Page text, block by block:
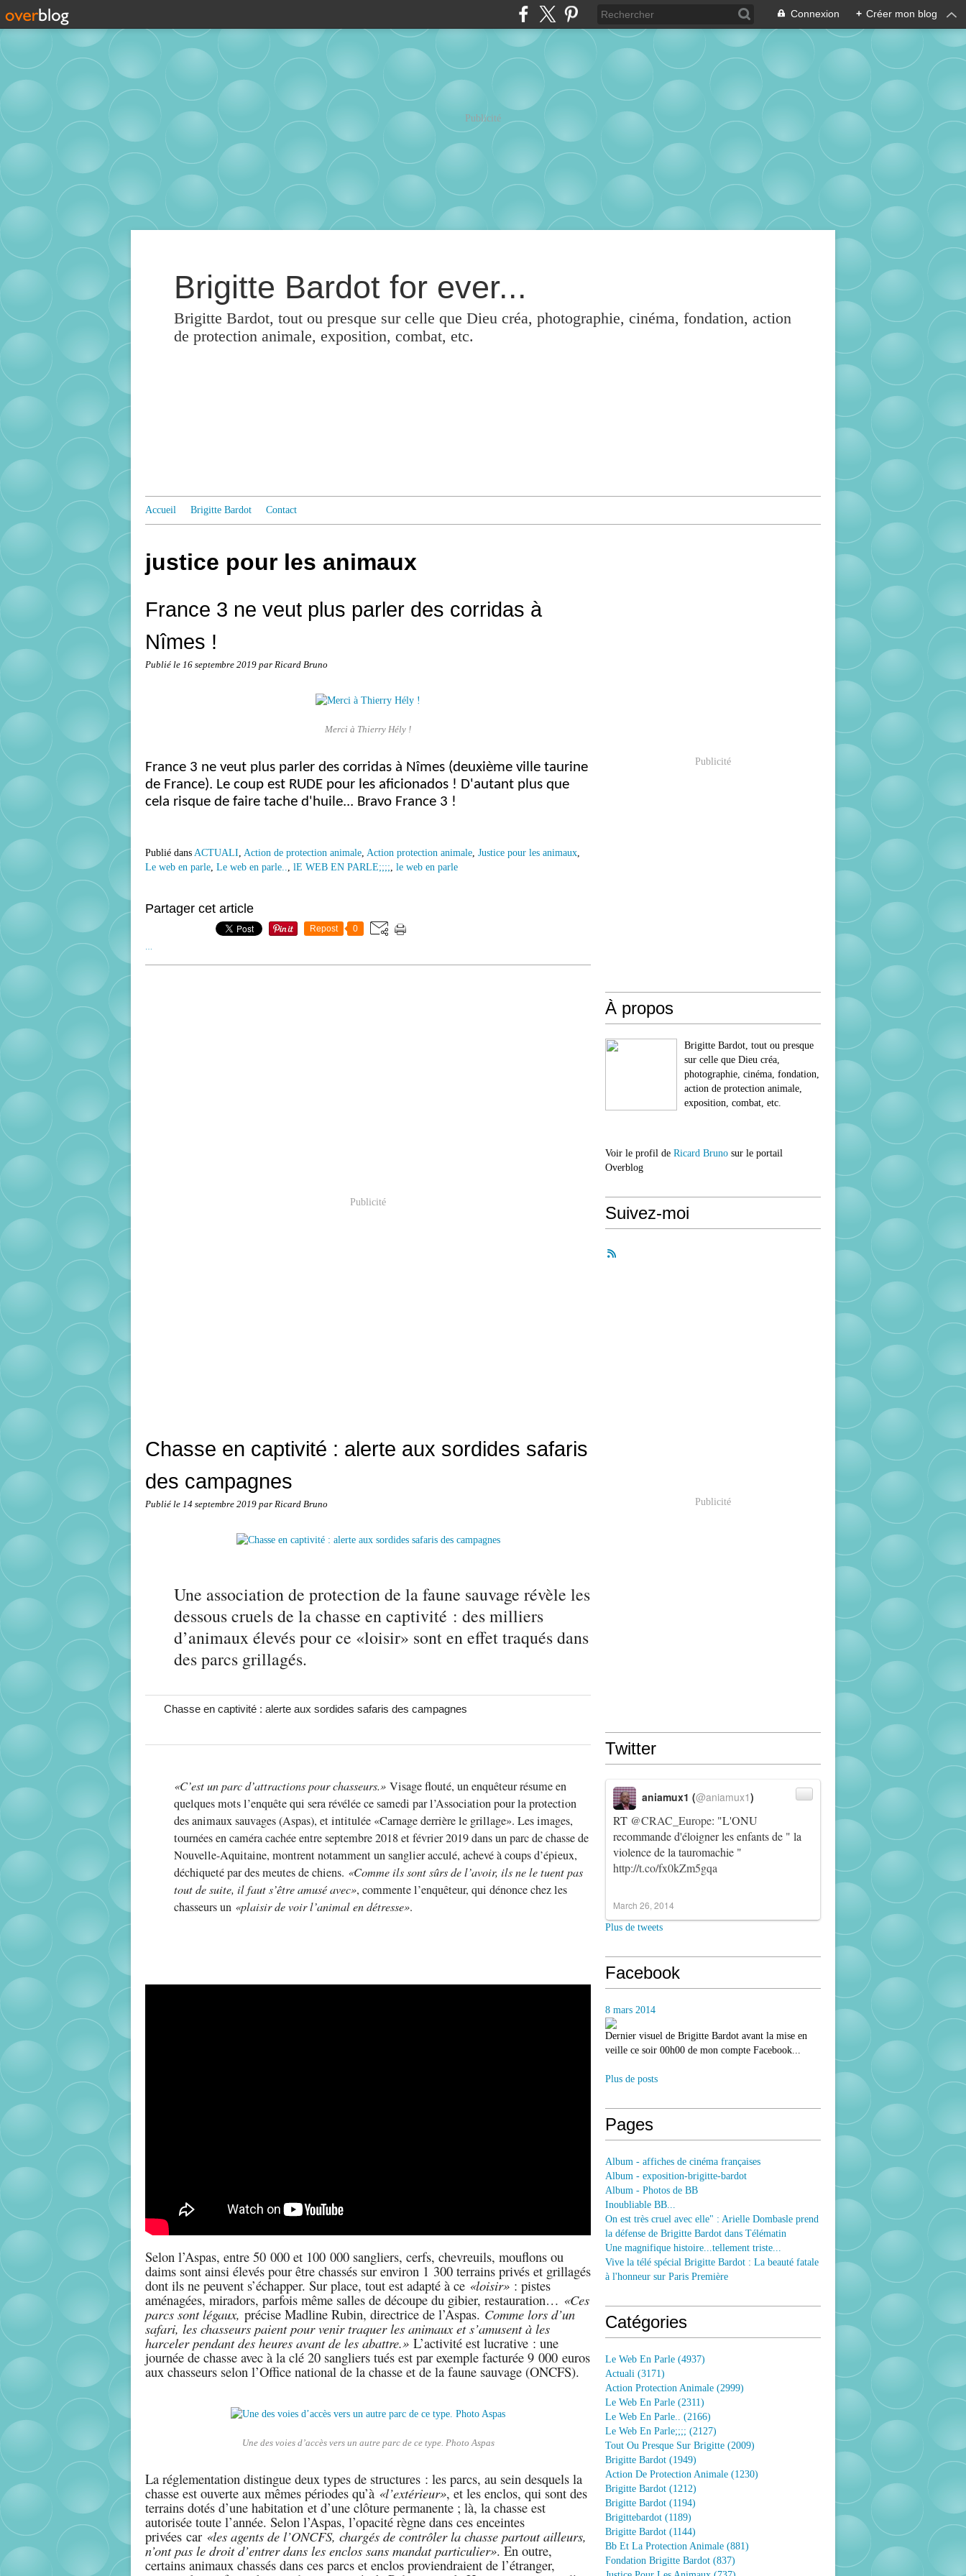
Connexion + Créer mon blog
Publicité
Brigitte Bardot for ever...
Brigitte Bardot, tout ou presque sur celle que Dieu créa, photographie, cinéma, fondation, action
de protection animale, exposition, combat, etc.
Accueil Brigitte Bardot Contact
justice pour les animaux
France 3 ne veut plus parler des corridas à
Nîmes !
Publié le 16 septembre 2019 par Ricard Bruno
Merci à Thierry Hély !
France 3 ne veut plus parler des corridas à Nîmes (deuxième ville taurine
de France). Le coup est RUDE pour les aficionados ! D'autant plus que
cela risque de faire tache d'huile... Bravo France 3 !
Publié dans ACTUALI, Action de protection animale, Action protection animale, Justice pour les animaux,
Le web en parle, Le web en parle.., lE WEB EN PARLE;;;;, le web en parle
Partager cet article
Repost 0
Publicité
Chasse en captivité : alerte aux sordides safaris
des campagnes
Publié le 14 septembre 2019 par Ricard Bruno
Une association de protection de la faune sauvage révèle les
dessous cruels de la chasse en captivité : des milliers
d’animaux élevés pour ce «loisir» sont en effet traqués dans
des parcs grillagés.
Chasse en captivité : alerte aux sordides safaris des campagnes
«C’est un parc d’attractions pour chasseurs.» Visage flouté, un enquêteur résume en
quelques mots l’enquête qui sera révélée ce samedi par l’Association pour la protection
des animaux sauvages (Aspas), et intitulée «Carnage derrière le grillage». Les images,
tournées en caméra cachée entre septembre 2018 et février 2019 dans un parc de chasse de
Nouvelle-Aquitaine, montrent notamment un sanglier acculé, achevé à coups d’épieux,
déchiqueté par des meutes de chiens. «Comme ils sont sûrs de l’avoir, ils ne le tuent pas
tout de suite, il faut s’être amusé avec», commente l’enquêteur, qui dénonce chez les
chasseurs un «plaisir de voir l’animal en détresse».
Selon l’Aspas, entre 50 000 et 100 000 sangliers, cerfs, chevreuils, mouflons ou
daims sont ainsi élevés pour être chassés sur environ 1 300 terrains privés et grillagés
dont ils ne peuvent s’échapper. Sur place, tout est adapté à ce «loisir» : pistes
aménagées, miradors, parfois même salles de découpe du gibier, restauration… «Ces
parcs sont légaux, précise Madline Rubin, directrice de l’Aspas. Comme lors d’un
safari, les chasseurs paient pour venir traquer les animaux et s’amusent à les
harceler pendant des heures avant de les abattre.» L’activité est lucrative : une
journée de chasse avec à la clé 20 sangliers tués est par exemple facturée 9 000 euros
aux chasseurs selon l’Office national de la chasse et de la faune sauvage (ONCFS).
Une des voies d’accès vers un autre parc de ce type. Photo Aspas
La réglementation distingue deux types de structures : les parcs, au sein desquels la
chasse est ouverte aux mêmes périodes qu’à «l’extérieur», et les enclos, qui sont des
terrains dotés d’une habitation et d’une clôture permanente ; là, la chasse est
autorisée toute l’année. Selon l’Aspas, l’opacité règne dans ces enceintes
privées car «les agents de l’ONCFS, chargés de contrôler la chasse partout ailleurs,
n’ont pas le droit d’entrer dans les enclos sans mandat particulier». En outre,
certains animaux chassés dans ces parcs et enclos proviendraient de l’étranger,
Publicité
À propos
Brigitte Bardot, tout ou presque
sur celle que Dieu créa,
photographie, cinéma, fondation,
action de protection animale,
exposition, combat, etc.
Voir le profil de Ricard Bruno sur le portail
Overblog
Suivez-moi
Publicité
Twitter
RT @CRAC_Europe: "L'ONU
recommande d'éloigner les enfants de " la
violence de la tauromachie "
http://t.co/fx0kZm5gqa
aniamux1 (@aniamux1)
March 26, 2014
Plus de tweets
Facebook
8 mars 2014
Dernier visuel de Brigitte Bardot avant la mise en
veille ce soir 00h00 de mon compte Facebook...
Plus de posts
Pages
Album - affiches de cinéma françaises
Album - exposition-brigitte-bardot
Album - Photos de BB
Inoubliable BB...
On est très cruel avec elle" : Arielle Dombasle prend
la défense de Brigitte Bardot dans Télématin
Une magnifique histoire...tellement triste...
Vive la télé spécial Brigitte Bardot : La beauté fatale
à l'honneur sur Paris Première
Catégories
Le Web En Parle (4937)
Actuali (3171)
Action Protection Animale (2999)
Le Web En Parle (2311)
Le Web En Parle.. (2166)
Le Web En Parle;;;; (2127)
Tout Ou Presque Sur Brigitte (2009)
Brigitte Bardot (1949)
Action De Protection Animale (1230)
Brigitte Bardot (1212)
Brigitte Bardot (1194)
Brigittebardot (1189)
Brigitte Bardot (1144)
Bb Et La Protection Animale (881)
Fondation Brigitte Bardot (837)